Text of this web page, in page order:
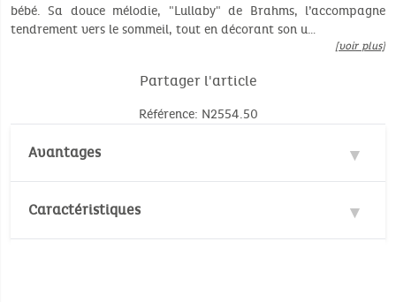
bébé. Sa douce mélodie, "Lullaby" de Brahms, l’accompagne
tendrement vers le sommeil, tout en décorant son u…
[voir plus]
Partager l'article
Référence: N2554.50
Avantages
Caractéristiques